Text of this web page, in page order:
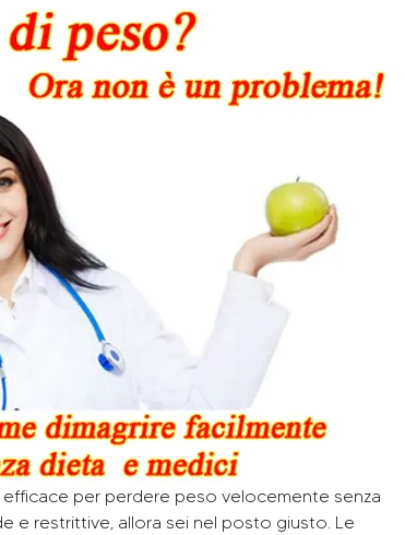
per perdere peso velocemente senza
e restrittive, allora sei nel posto giusto. Le